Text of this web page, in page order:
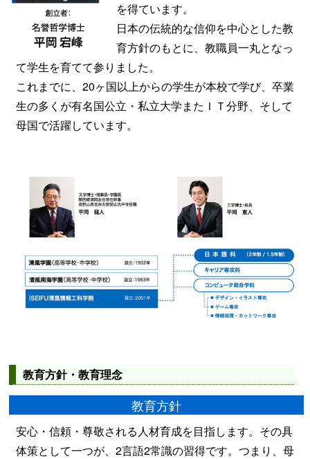
を得ています。
日本の伝統的な信仰を中心とした教
育方針のもとに、教職員一丸となっ
て学生を育てて参りました。
これまでに、20ヶ国以上からの学生が本校で学び、卒業
生の多くが有名国公立・私立大学またＩＴ分野、そして
母国で活躍しています。
教育方針・教育理念
教育方針
安心・信頼・尊敬される人材育成を目指します。その具
体策として一つが、2言語2常識の習得です。つまり、母